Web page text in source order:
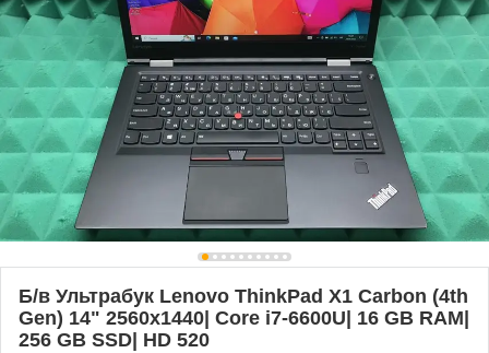
Б/в Ультрабук Lenovo ThinkPad X1 Carbon (4th
Gen) 14" 2560x1440| Core i7-6600U| 16 GB RAM|
256 GB SSD| HD 520